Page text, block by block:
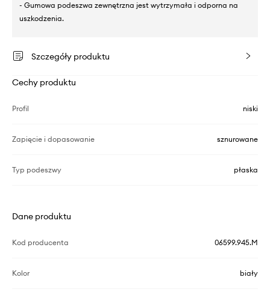
- Gumowa podeszwa zewnętrzna jest wytrzymała i odporna na
uszkodzenia.
Szczegóły produktu
Cechy produktu
Profil niski
Zapięcie i dopasowanie sznurowane
Typ podeszwy płaska
Dane produktu
Kod producenta 06599.945.M
Kolor biały